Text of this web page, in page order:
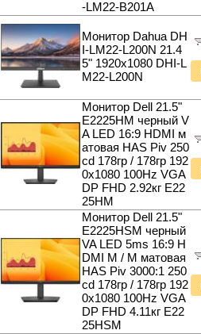
-LM22-B201A
Монитор Dahua DH
I-LM22-L200N 21.4
5" 1920x1080 DHI-L
M22-L200N
Монитор Dell 21.5"
E2225HM черный V
A LED 16:9 HDMI м
атовая HAS Piv 250
cd 178гр / 178гр 192
0x1080 100Hz VGA
DP FHD 2.92кг E22
25HM
Монитор Dell 21.5"
E2225HSM черный
VA LED 5ms 16:9 H
DMI M / M матовая
HAS Piv 3000:1 250
cd 178гр / 178гр 192
0x1080 100Hz VGA
DP FHD 4.11кг E22
25HSM